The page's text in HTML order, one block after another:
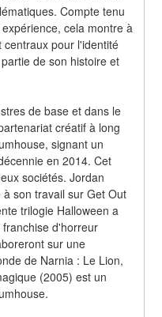
Compte tenu
cela montre à
centraux pour l'identité
de son histoire et
de base et dans le
créatif à long
signant un
en 2014. Cet
sociétés. Jordan
son travail sur Get Out
trilogie Halloween a
d'horreur
sur une
de Narnia : Le Lion,
(2005) est un